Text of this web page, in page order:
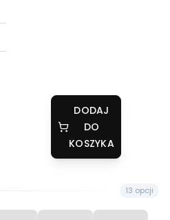
DODAJ
DO
KOSZYKA
13 opcji